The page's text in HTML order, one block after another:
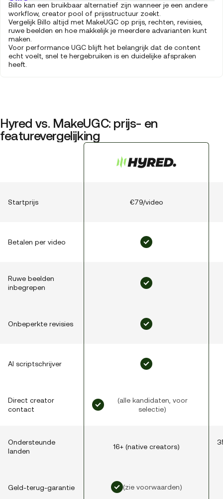
Billo kan een bruikbaar alternatief zijn wanneer je een andere
workflow, creator pool of prijsstructuur zoekt.
Vergelijk Billo altijd met MakeUGC op prijs, rechten, revisies,
ruwe beelden en hoe makkelijk je meerdere advarianten kunt
maken.
Voor performance UGC blijft het belangrijk dat de content
echt voelt, snel te hergebruiken is en duidelijke afspraken
heeft.
Hyred vs. MakeUGC: prijs- en
featurevergelijking
Startprijs €79/video
Betalen per video
Ruwe beelden
inbegrepen
Onbeperkte revisies
AI scriptschrijver
Direct creator
contact
(alle kandidaten, voor
selectie)
Ondersteunde
landen
16+ (native creators)
Geld-terug-garantie (zie voorwaarden)